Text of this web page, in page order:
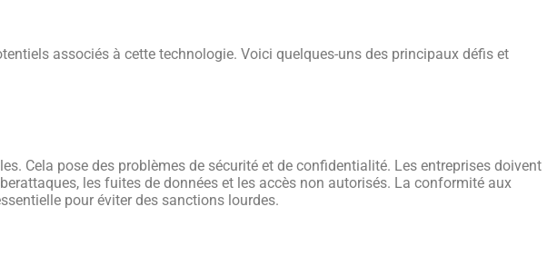
associés à cette technologie. Voici quelques-uns des principaux défis et
Cela pose des problèmes de sécurité et de confidentialité. Les entreprises doivent
les fuites de données et les accès non autorisés. La conformité aux
pour éviter des sanctions lourdes.